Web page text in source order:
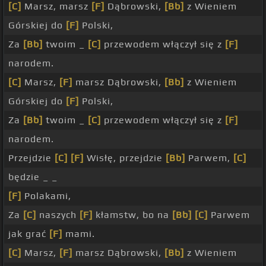
[C] Marsz, marsz [F] Dąbrowski, [Bb] z Wieniem
Górskiej do [F] Polski,
Za [Bb] twoim _ [C] przewodem włączył się z [F]
narodem.
[C] Marsz, [F] marsz Dąbrowski, [Bb] z Wieniem
Górskiej do [F] Polski,
Za [Bb] twoim _ [C] przewodem włączył się z [F]
narodem.
Przejdzie [C] [F] Wisłę, przejdzie [Bb] Parwem, [C]
będzie _ _
[F] Polakami,
Za [C] naszych [F] kłamstw, bo na [Bb] [C] Parwem
jak grać [F] mami.
[C] Marsz, [F] marsz Dąbrowski, [Bb] z Wieniem